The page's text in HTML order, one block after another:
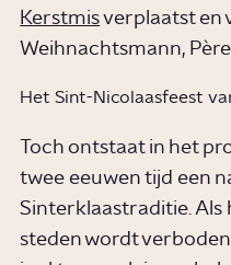
Kerstmisverplaatst en
Weihnachtsmann,
Het Sint-Nicolaasfeest
Toch ontstaat in het
twee eeuwen tijd een
Sinterklaastraditie. Als
steden wordt